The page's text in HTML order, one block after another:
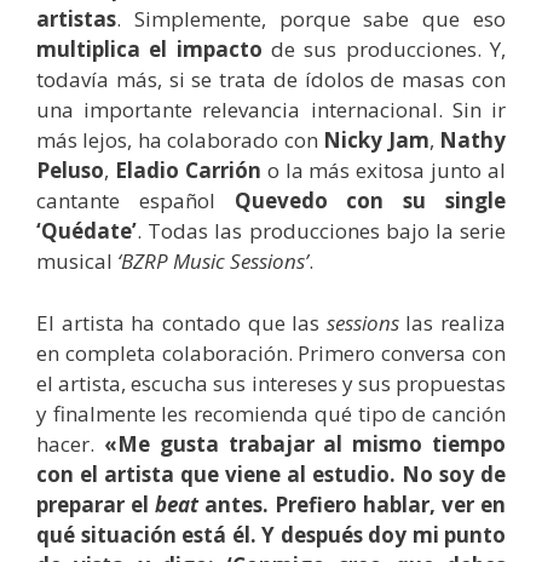
artistas. Simplemente, porque sabe que eso
multiplica el impacto de sus producciones. Y,
todavía más, si se trata de ídolos de masas con
una importante relevancia internacional. Sin ir
más lejos, ha colaborado con Nicky Jam, Nathy
Peluso, Eladio Carrión o la más exitosa junto al
cantante español Quevedo con su single
‘Quédate’. Todas las producciones bajo la serie
musical ‘BZRP Music Sessions’.
El artista ha contado que las sessions las realiza
en completa colaboración. Primero conversa con
el artista, escucha sus intereses y sus propuestas
y finalmente les recomienda qué tipo de canción
hacer. «Me gusta trabajar al mismo tiempo
con el artista que viene al estudio. No soy de
preparar el beat antes. Prefiero hablar, ver en
qué situación está él. Y después doy mi punto